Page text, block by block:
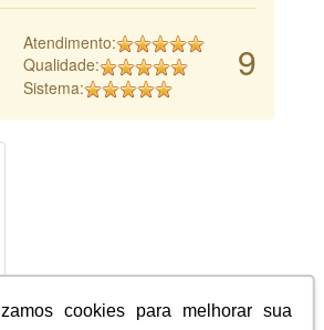
cookies para melhorar sua
9
Atendimento:
Qualidade:
Sistema: